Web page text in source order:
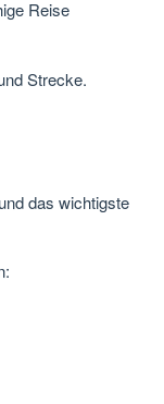
Reise
Strecke.
das wichtigste